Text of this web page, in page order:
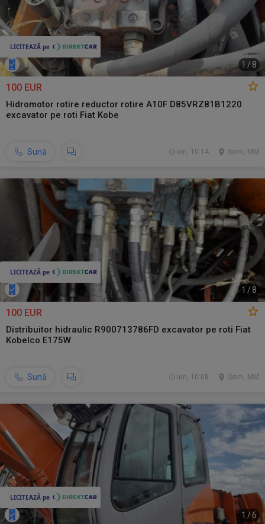
1 /8
100 EUR
Hidromotor rotire reductor rotire A10F D85VRZ81B1220
excavator pe roti Fiat Kobe
Sună Seini, MM
ieri, 10:14
1 / 8
100 EUR
Distribuitor hidraulic R900713786FD excavator pe roti Fiat
Kobelco E175W
Sună Seini, MM
ieri, 10:08
1 /6